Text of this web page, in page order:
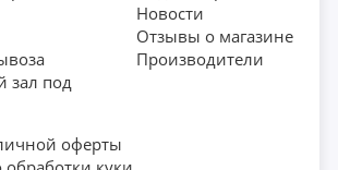
зал под
Новости
Отзывы о магазине
Производители
оферты